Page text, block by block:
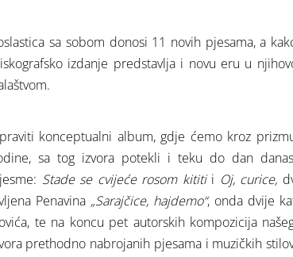
sa sobom donosi 11 novih pjesama, a
izdanje predstavlja i novu eru u
konceptualni album, gdje ćemo kroz
sa tog izvora potekli i teku do dan
Stade se cvijeće rosom kititii Oj, curice,
Penavina „Sarajčice, hajdemo“, onda dvije
te na koncu pet autorskih kompozicija
prethodno nabrojanih pjesama i muzičkih